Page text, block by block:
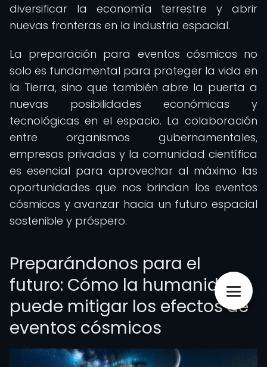
diversificar la economía terrestre y abrir
nuevas fronteras en la industria espacial.
La preparación para eventos cósmicos no
solo es fundamental para proteger la vida en
la Tierra, sino que también abre la puerta a
nuevas posibilidades económicas y
tecnológicas en el espacio. La colaboración
entre organismos gubernamentales,
empresas privadas y la comunidad científica
es esencial para aprovechar al máximo las
oportunidades que nos brindan los eventos
cósmicos y avanzar hacia un futuro espacial
sostenible y próspero.
Preparándonos para el
futuro: Cómo la humanidad
puede mitigar los efectos de
eventos cósmicos